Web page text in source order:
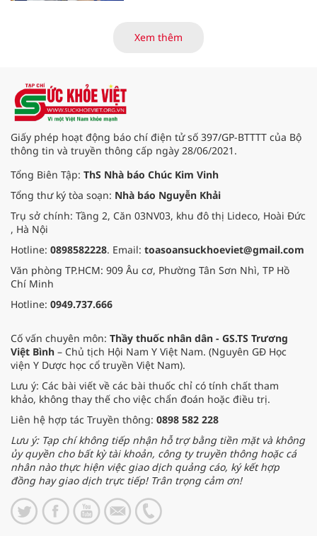
là những nội dung trọng tâm được
báo cáo tại Hội thảo khoa học cập
Xem thêm
Giấy phép hoạt động báo chí điện tử số 397/GP-BTTTT của Bộ
thông tin và truyền thông cấp ngày 28/06/2021.
Tổng Biên Tập: ThS Nhà báo Chúc Kim Vinh
Tổng thư ký tòa soạn: Nhà báo Nguyễn Khải
Trụ sở chính: Tầng 2, Căn 03NV03, khu đô thị Lideco, Hoài Đức
, Hà Nội
Hotline: 0898582228. Email: toasoansuckhoeviet@gmail.com
Văn phòng TP.HCM: 909 Âu cơ, Phường Tân Sơn Nhì, TP Hồ
Chí Minh
Hotline: 0949.737.666
Cố vấn chuyên môn: Thầy thuốc nhân dân - GS.TS Trương
Việt Bình – Chủ tịch Hội Nam Y Việt Nam. (Nguyên GĐ Học
viện Y Dược học cổ truyền Việt Nam).
Lưu ý: Các bài viết về các bài thuốc chỉ có tính chất tham
khảo, không thay thế cho việc chẩn đoán hoặc điều trị.
Liên hệ hợp tác Truyền thông: 0898 582 228
Lưu ý: Tạp chí không tiếp nhận hỗ trợ bằng tiền mặt và không
ủy quyền cho bất kỳ tài khoản, công ty truyền thông hoặc cá
nhân nào thực hiện việc giao dịch quảng cáo, ký kết hợp
đồng hay giao dịch trực tiếp! Trân trọng cảm ơn!